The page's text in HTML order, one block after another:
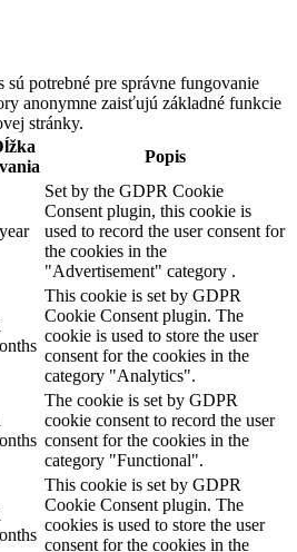
potrebné pre správne fungovanie
anonymne zaisťujú základné funkcie
stránky.
Popis
Set by the GDPR Cookie
Consent plugin, this cookie is
used to record the user consent for
the cookies in the
"Advertisement" category .
This cookie is set by GDPR
Cookie Consent plugin. The
cookie is used to store the user
consent for the cookies in the
category "Analytics".
The cookie is set by GDPR
cookie consent to record the user
consent for the cookies in the
category "Functional".
This cookie is set by GDPR
Cookie Consent plugin. The
cookies is used to store the user
consent for the cookies in the